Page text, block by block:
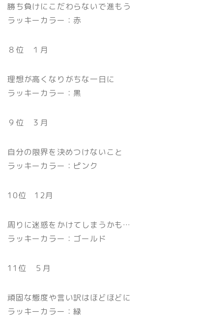
勝ち負けにこだわらないで進もう
ラッキーカラー：赤
８位 １月
理想が高くなりがちな一日に
ラッキーカラー：黒
９位 ３月
自分の限界を決めつけないこと
ラッキーカラー：ピンク
10位 12月
周りに迷惑をかけてしまうかも…
ラッキーカラー：ゴールド
11位 ５月
頑固な態度や言い訳はほどほどに
ラッキーカラー：緑